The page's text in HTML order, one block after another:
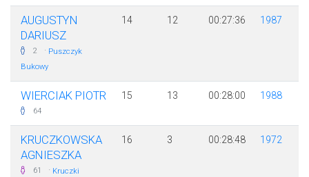
AUGUSTYN
DARIUSZ
2 · Puszczyk
Bukowy
14 12 00:27:36 1987
WIERCIAK PIOTR
64
15 13 00:28:00 1988
KRUCZKOWSKA
AGNIESZKA
61 · Kruczki
16 3 00:28:48 1972